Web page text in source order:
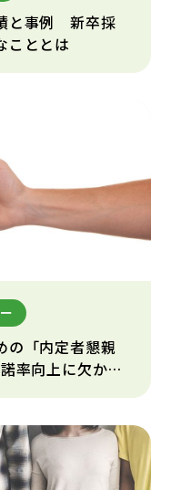
と事例 新卒採
こととは
の「内定者懇親
率向上に欠かせ